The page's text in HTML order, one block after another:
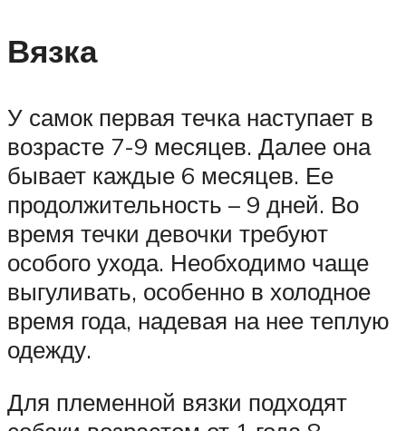
Вязка
У самок первая течка наступает в
возрасте 7-9 месяцев. Далее она
бывает каждые 6 месяцев. Ее
продолжительность – 9 дней. Во
время течки девочки требуют
особого ухода. Необходимо чаще
выгуливать, особенно в холодное
время года, надевая на нее теплую
одежду.
Для племенной вязки подходят